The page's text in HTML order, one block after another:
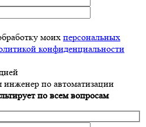
моих персональных
конфиденциальности
по автоматизации
по всем вопросам